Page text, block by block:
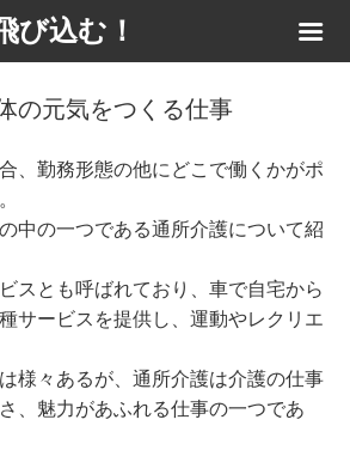
び込む！
の元気をつくる仕事
、勤務形態の他にどこで働くかがポ
中の一つである通所介護について紹
スとも呼ばれており、車で自宅から
サービスを提供し、運動やレクリエ
様々あるが、通所介護は介護の仕事
、魅力があふれる仕事の一つであ